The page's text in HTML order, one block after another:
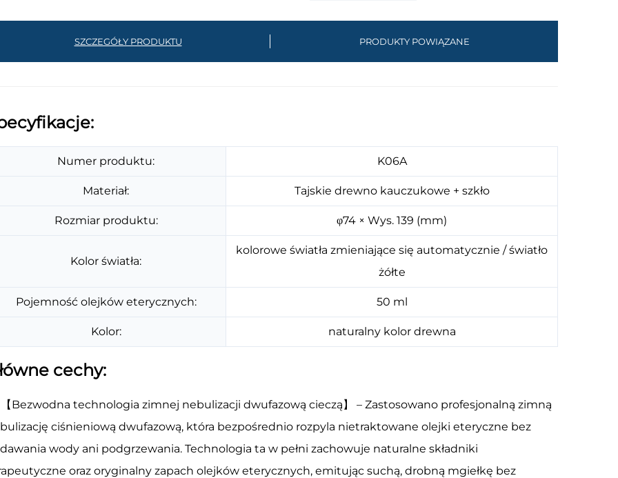
SZCZEGÓŁY PRODUKTU PRODUKTY POWIĄZANE
Numer produktu: K06A
Materiał: Tajskie drewno kauczukowe + szkło
Rozmiar produktu: φ74 × Wys. 139 (mm)
Kolor światła:
kolorowe światła zmieniające się automatycznie / światło
żółte
Pojemność olejków eterycznych: 50 ml
Kolor: naturalny kolor drewna
cechy:
【Bezwodna technologia zimnej nebulizacji dwufazową cieczą】 – Zastosowano profesjonalną zimną
ciśnieniową dwufazową, która bezpośrednio rozpyla nietraktowane olejki eteryczne bez
wody ani podgrzewania. Technologia ta w pełni zachowuje naturalne składniki
oraz oryginalny zapach olejków eterycznych, emitując suchą, drobną mgiełkę bez